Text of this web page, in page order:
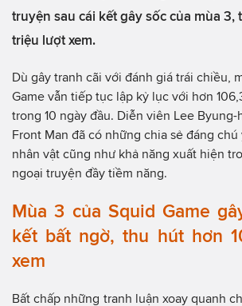
truyện sau cái kết gây sốc của mùa 3,
triệu lượt xem.
Dù gây tranh cãi với đánh giá trái chiều,
Game vẫn tiếp tục lập kỷ lục với hơn
trong 10 ngày đầu. Diễn viên Lee
Front Man đã có những chia sẻ đáng
nhân vật cũng như khả năng xuất hiện
ngoại truyện đầy tiềm năng.
Mùa 3 của Squid Game
kết bất ngờ, thu hút hơn
xem
Bất chấp những tranh luận xoay quanh